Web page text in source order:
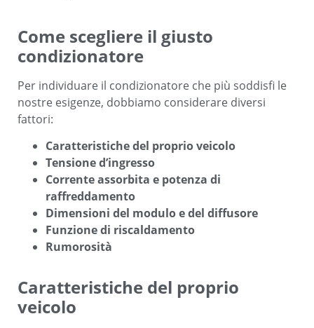
Come scegliere il giusto
condizionatore
Per individuare il condizionatore che più soddisfi le
nostre esigenze, dobbiamo considerare diversi
fattori:
Caratteristiche del proprio veicolo
Tensione d’ingresso
Corrente assorbita e potenza di
raffreddamento
Dimensioni del modulo e del diffusore
Funzione di riscaldamento
Rumorosità
Caratteristiche del proprio
veicolo